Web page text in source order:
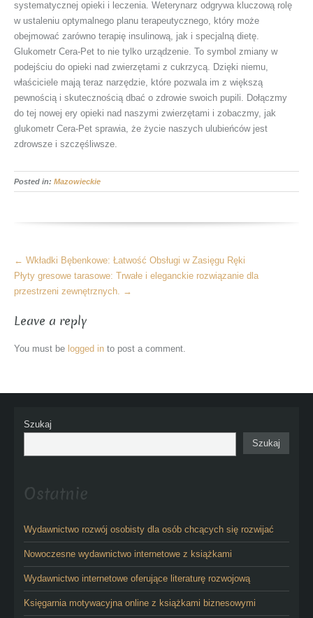
systematycznej opieki i leczenia. Weterynarz odgrywa kluczową rolę
w ustaleniu optymalnego planu terapeutycznego, który może
obejmować zarówno terapię insulinową, jak i specjalną dietę.
Glukometr Cera-Pet to nie tylko urządzenie. To symbol zmiany w
podejściu do opieki nad zwierzętami z cukrzycą. Dzięki niemu,
właściciele mają teraz narzędzie, które pozwala im z większą
pewnością i skutecznością dbać o zdrowie swoich pupili. Dołączmy
do tej nowej ery opieki nad naszymi zwierzętami i zobaczmy, jak
glukometr Cera-Pet sprawia, że życie naszych ulubieńców jest
zdrowsze i szczęśliwsze.
Posted in: Mazowieckie
More
Articles
← Wkładki Bębenkowe: Łatwość Obsługi w Zasięgu Ręki
Płyty gresowe tarasowe: Trwałe i eleganckie rozwiązanie dla
przestrzeni zewnętrznych. →
Leave a reply
You must be logged in to post a comment.
Szukaj
Szukaj
Ostatnie
Wydawnictwo rozwój osobisty dla osób chcących się rozwijać
Nowoczesne wydawnictwo internetowe z książkami
Wydawnictwo internetowe oferujące literaturę rozwojową
Księgarnia motywacyjna online z książkami biznesowymi